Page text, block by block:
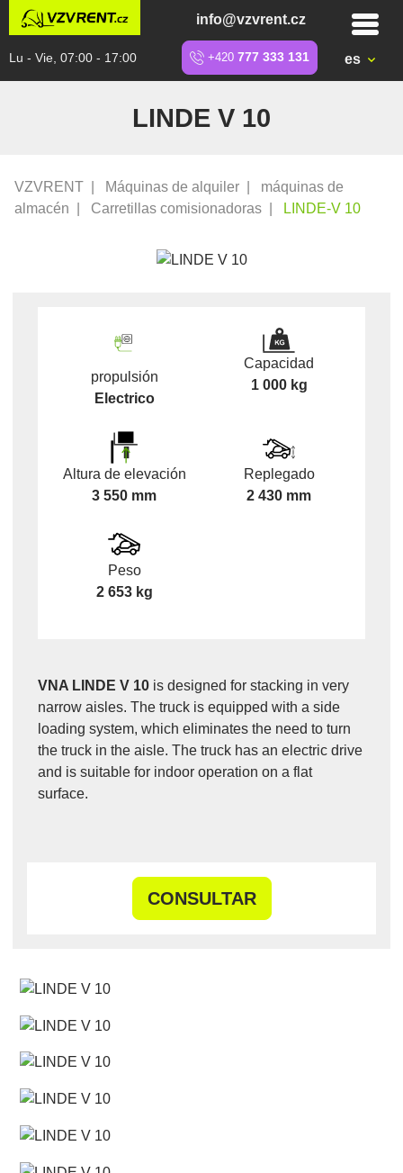
info@vzvrent.cz
Lu - Vie, 07:00 - 17:00 +420 777 333 131 es
LINDE V 10
VZVRENT Máquinas de alquiler
máquinas de
almacén
Carretillas comisionadoras LINDE-V 10
propulsión
Electrico
Capacidad
1 000 kg
Altura de elevación
3 550 mm
Replegado
2 430 mm
Peso
2 653 kg
VNA LINDE V 10 is designed for stacking in very
narrow aisles. The truck is equipped with a side
loading system, which eliminates the need to turn
the truck in the aisle. The truck has an electric drive
and is suitable for indoor operation on a flat
surface.
CONSULTAR